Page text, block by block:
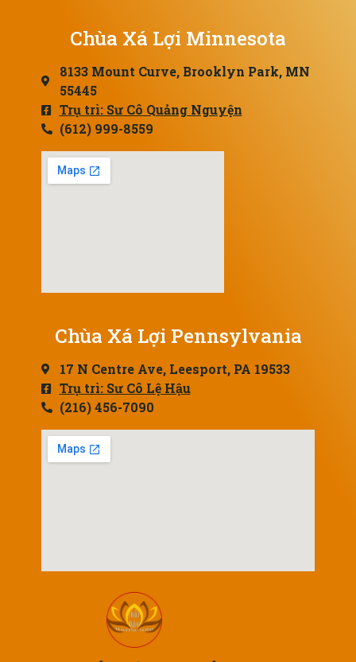
Chùa Xá Lợi Minnesota
8133 Mount Curve, Brooklyn Park, MN
55445
Trụ trì: Sư Cô Quảng Nguyện
(612) 999-8559
Chùa Xá Lợi Pennsylvania
17 N Centre Ave, Leesport, PA 19533
Trụ trì: Sư Cô Lệ Hậu
(216) 456-7090